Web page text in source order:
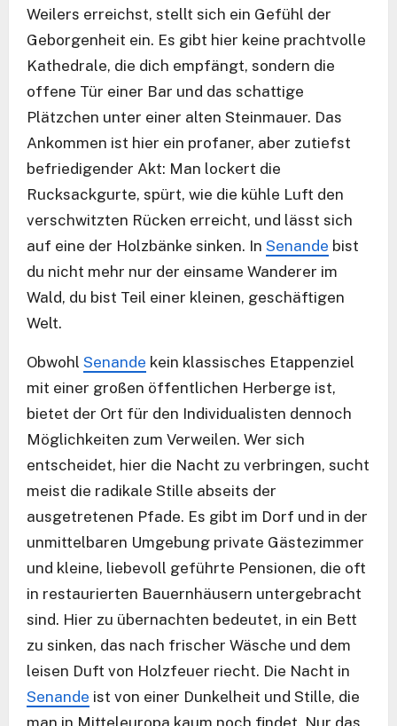
Weilers erreichst, stellt sich ein Gefühl der
Geborgenheit ein. Es gibt hier keine prachtvolle
Kathedrale, die dich empfängt, sondern die
offene Tür einer Bar und das schattige
Plätzchen unter einer alten Steinmauer. Das
Ankommen ist hier ein profaner, aber zutiefst
befriedigender Akt: Man lockert die
Rucksackgurte, spürt, wie die kühle Luft den
verschwitzten Rücken erreicht, und lässt sich
auf eine der Holzbänke sinken. In Senande bist
du nicht mehr nur der einsame Wanderer im
Wald, du bist Teil einer kleinen, geschäftigen
Welt.
Obwohl Senande kein klassisches Etappenziel
mit einer großen öffentlichen Herberge ist,
bietet der Ort für den Individualisten dennoch
Möglichkeiten zum Verweilen. Wer sich
entscheidet, hier die Nacht zu verbringen, sucht
meist die radikale Stille abseits der
ausgetretenen Pfade. Es gibt im Dorf und in der
unmittelbaren Umgebung private Gästezimmer
und kleine, liebevoll geführte Pensionen, die oft
in restaurierten Bauernhäusern untergebracht
sind. Hier zu übernachten bedeutet, in ein Bett
zu sinken, das nach frischer Wäsche und dem
leisen Duft von Holzfeuer riecht. Die Nacht in
Senande ist von einer Dunkelheit und Stille, die
man in Mitteleuropa kaum noch findet. Nur das